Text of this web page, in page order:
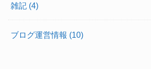
雑記 (4)
ブログ運営情報 (10)